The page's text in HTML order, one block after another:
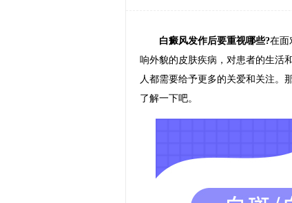
白癜风发作后要重视哪些?在面
响外貌的皮肤疾病，对患者的生活
人都需要给予更多的关爱和关注。
了解一下吧。